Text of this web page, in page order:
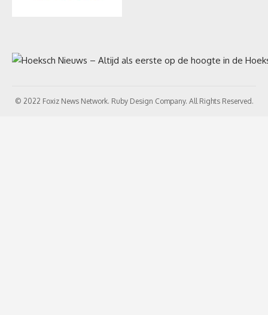
© 2022 Foxiz News Network. Ruby Design Company. All Rights Reserved.